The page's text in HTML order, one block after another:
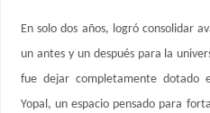
En solo dos años, logró consolidar
un antes y un después para la
fue dejar completamente dotado
Yopal, un espacio pensado para